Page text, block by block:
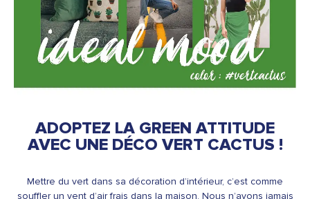
ADOPTEZ LA GREEN ATTITUDE
AVEC UNE DÉCO VERT CACTUS !
Mettre du vert dans sa décoration d’intérieur, c’est comme
souffler un vent d’air frais dans la maison. Nous n’avons jamais